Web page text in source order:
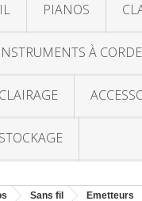
PIANOS
À
Sans fil Emetteurs